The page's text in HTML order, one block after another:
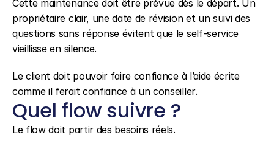
Cette maintenance doit être prévue dès le départ. Un
propriétaire clair, une date de révision et un suivi des
questions sans réponse évitent que le self-service
vieillisse en silence.
Le client doit pouvoir faire confiance à l’aide écrite
comme il ferait confiance à un conseiller.
Quel flow suivre ?
Le flow doit partir des besoins réels.